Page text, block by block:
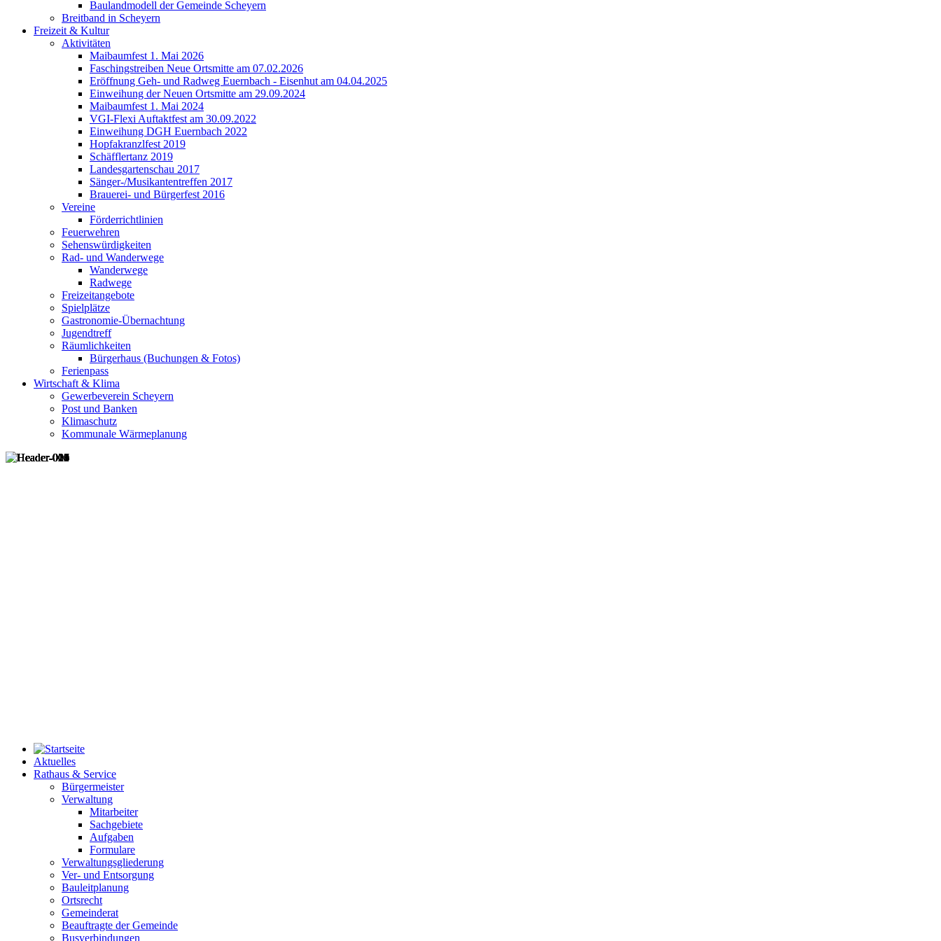
Baulandmodell der Gemeinde Scheyern
Breitband in Scheyern
Freizeit & Kultur
Aktivitäten
Maibaumfest 1. Mai 2026
Faschingstreiben Neue Ortsmitte am 07.02.2026
Eröffnung Geh- und Radweg Euernbach - Eisenhut am 04.04.2025
Einweihung der Neuen Ortsmitte am 29.09.2024
Maibaumfest 1. Mai 2024
VGI-Flexi Auftaktfest am 30.09.2022
Einweihung DGH Euernbach 2022
Hopfakranzlfest 2019
Schäfflertanz 2019
Landesgartenschau 2017
Sänger-/Musikantentreffen 2017
Brauerei- und Bürgerfest 2016
Vereine
Förderrichtlinien
Feuerwehren
Sehenswürdigkeiten
Rad- und Wanderwege
Wanderwege
Radwege
Freizeitangebote
Spielplätze
Gastronomie-Übernachtung
Jugendtreff
Räumlichkeiten
Bürgerhaus (Buchungen & Fotos)
Ferienpass
Wirtschaft & Klima
Gewerbeverein Scheyern
Post und Banken
Klimaschutz
Kommunale Wärmeplanung
Aktuelles
Rathaus & Service
Bürgermeister
Verwaltung
Mitarbeiter
Sachgebiete
Aufgaben
Formulare
Verwaltungsgliederung
Ver- und Entsorgung
Bauleitplanung
Ortsrecht
Gemeinderat
Beauftragte der Gemeinde
Busverbindungen